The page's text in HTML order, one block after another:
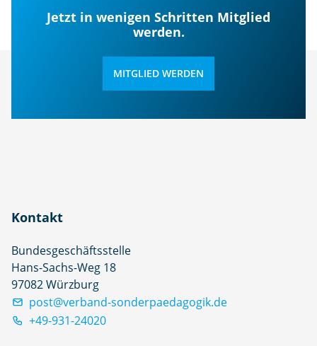
Jetzt in wenigen Schritten Mitglied
werden.
MITGLIED WERDEN
Kontakt
Bundesgeschäftsstelle
Hans-Sachs-Weg 18
97082 Würzburg
post@verband-sonderpaedagogik.de
+49-931-24020